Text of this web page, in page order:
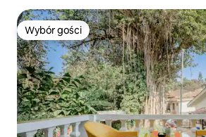
Wybór gości
Wybór gości